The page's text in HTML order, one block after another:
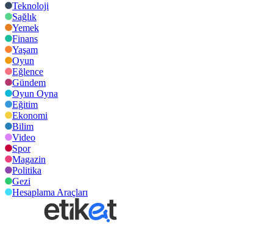
Teknoloji
Sağlık
Yemek
Finans
Yaşam
Oyun
Eğlence
Gündem
Oyun Oyna
Eğitim
Ekonomi
Bilim
Video
Spor
Magazin
Politika
Gezi
Hesaplama Araçları